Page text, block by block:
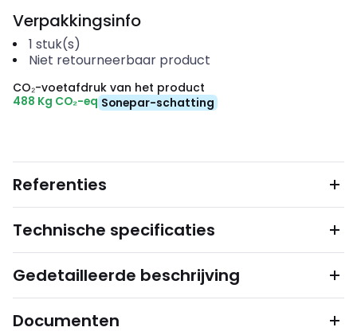
Verpakkingsinfo
1 stuk(s)
Niet retourneerbaar product
CO₂-voetafdruk van het product
488 Kg CO₂-eq Sonepar-schatting
Referenties
Technische specificaties
Gedetailleerde beschrijving
Documenten